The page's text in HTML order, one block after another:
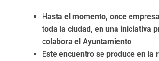
Hasta el momento, once
toda la ciudad, en una iniciativa
colabora el Ayuntamiento
Este encuentro se produce en